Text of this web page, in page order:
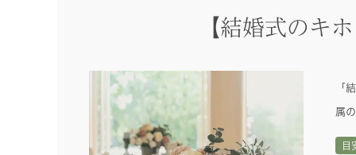
【結婚式のキ
「
属
目